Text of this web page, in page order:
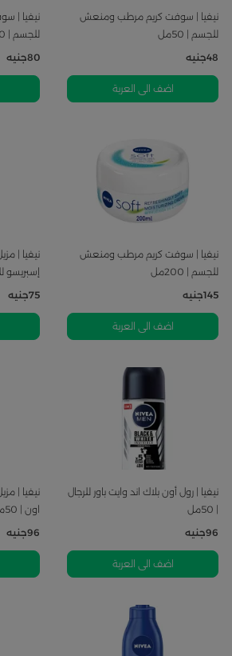
نيفيا | سوفت كريم مرطب ومنعش
للجسم | 50مل
48جنيه
اضف الى العربة
نيفيا |
للجسم | 100مل
80جنيه
نيفيا | سوفت كريم مرطب ومنعش
للجسم | 200مل
145جنيه
اضف الى العربة
نيفيا |
إسبريسو
75جنيه
نيفيا | رول أون بلاك اند وايت باور للرجال
96جنيه
اضف الى العربة
نيفيا |
اون | 50مل
96جنيه